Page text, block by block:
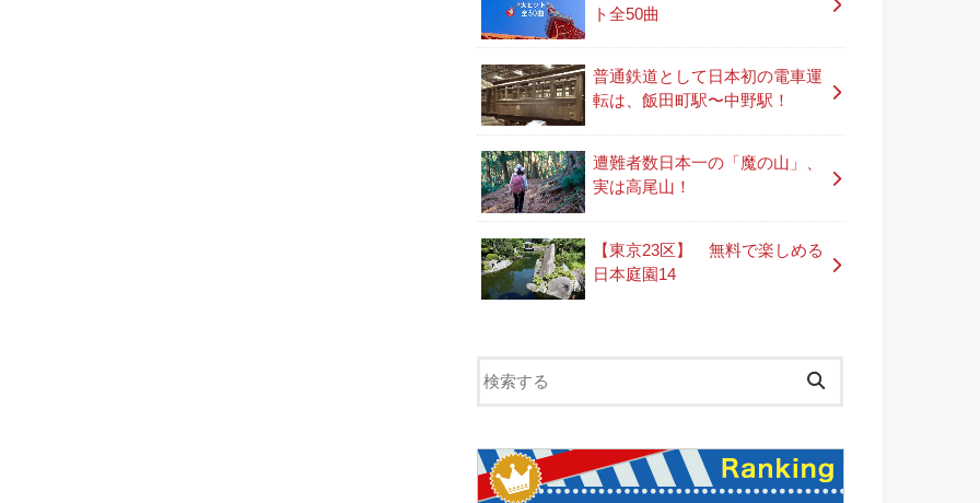
ト全50曲
普通鉄道として日本初の電車運
転は、飯田町駅〜中野駅！
遭難者数日本一の「魔の山」、
実は高尾山！
【東京23区】 無料で楽しめる
日本庭園14